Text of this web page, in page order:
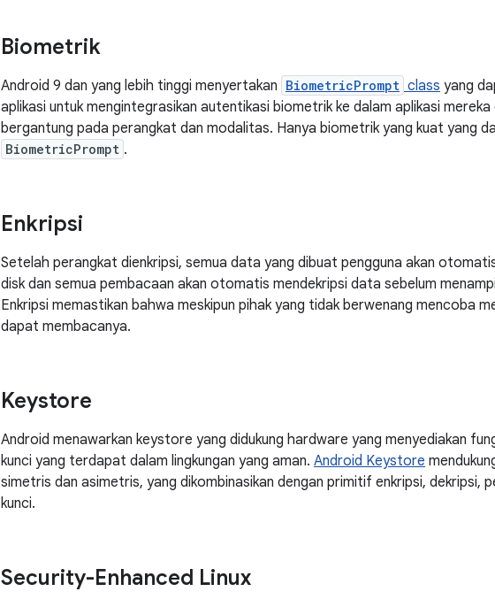
Biometrik
Android 9 dan yang lebih tinggi menyertakan BiometricPrompt class yang
aplikasi untuk mengintegrasikan autentikasi biometrik ke dalam aplikasi
bergantung pada perangkat dan modalitas. Hanya biometrik yang kuat yang
BiometricPrompt .
Enkripsi
Setelah perangkat dienkripsi, semua data yang dibuat pengguna akan
disk dan semua pembacaan akan otomatis mendekripsi data sebelum
Enkripsi memastikan bahwa meskipun pihak yang tidak berwenang mencoba
dapat membacanya.
Keystore
Android menawarkan keystore yang didukung hardware yang menyediakan
kunci yang terdapat dalam lingkungan yang aman. Android Keystore
simetris dan asimetris, yang dikombinasikan dengan primitif enkripsi, dekripsi,
kunci.
Security-Enhanced Linux